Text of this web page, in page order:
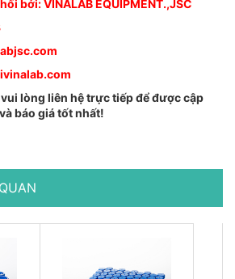
bởi: VINALAB EQUIPMENT.,JSC
lòng liên hệ trực tiếp để được cập
báo giá tốt nhất!